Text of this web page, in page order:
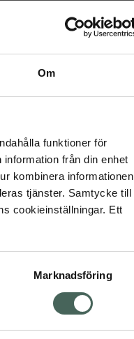
Om
funktioner för
från din enhet
kombinera informationen
tjänster. Samtycke till
cookieinställningar. Ett
Marknadsföring